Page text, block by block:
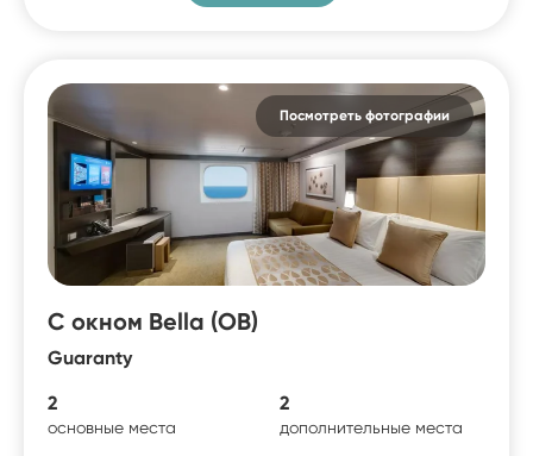
Посмотреть фотографии
С окном Bella (OB)
Guaranty
2
основные места
2
дополнительные места